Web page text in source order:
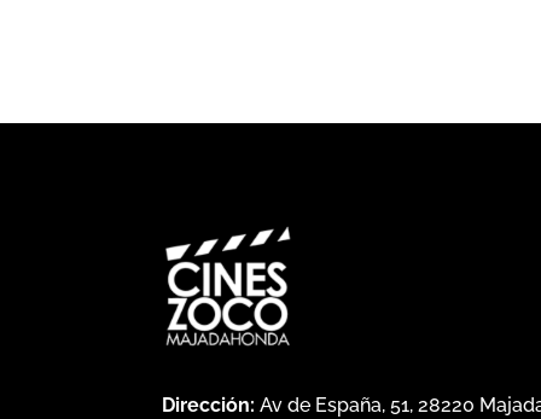
Dirección: Av de España, 51, 28220